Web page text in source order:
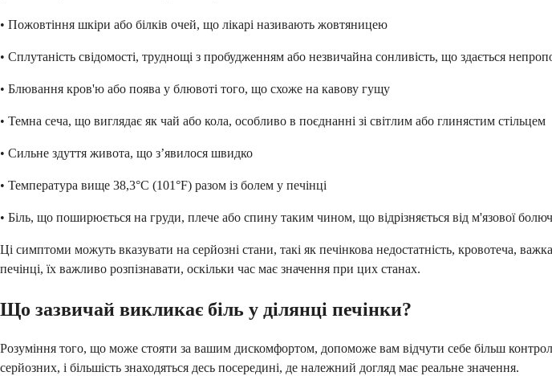
• Пожовтіння шкіри або білків очей, що лікарі називають жовтяницею
• Сплутаність свідомості, труднощі з пробудженням або незвичайна сонливість, що здається
• Блювання кров'ю або поява у блювоті того, що схоже на кавову гущу
• Темна сеча, що виглядає як чай або кола, особливо в поєднанні зі світлим або глинястим стільцем
• Сильне здуття живота, що з’явилося швидко
• Температура вище 38,3°C (101°F) разом із болем у печінці
• Біль, що поширюється на груди, плече або спину таким чином, що відрізняється від м'язової
Ці симптоми можуть вказувати на серйозні стани, такі як печінкова недостатність, кровотеча,
печінці, їх важливо розпізнавати, оскільки час має значення при цих станах.
Що зазвичай викликає біль у ділянці печінки?
Розуміння того, що може стояти за вашим дискомфортом, допоможе вам відчути себе більш
серйозних, і більшість знаходяться десь посередині, де належний догляд має реальне значення.